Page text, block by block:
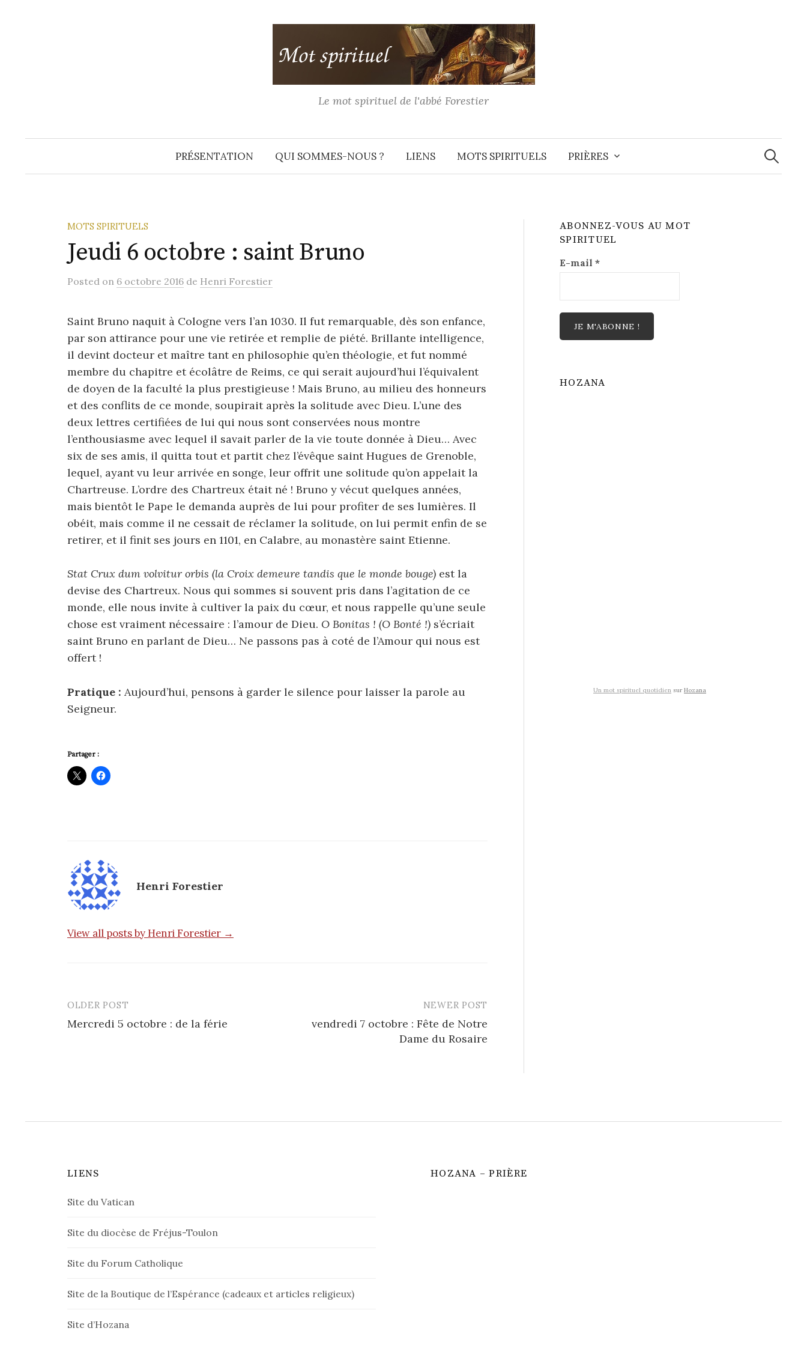
Le mot spirituel de l'abbé Forestier
PRÉSENTATION QUI SOMMES-NOUS ? LIENS MOTS SPIRITUELS PRIÈRES
MOTS SPIRITUELS
Jeudi 6 octobre : saint Bruno
Posted on 6 octobre 2016 de Henri Forestier
Saint Bruno naquit à Cologne vers l’an 1030. Il fut remarquable, dès son enfance,
par son attirance pour une vie retirée et remplie de piété. Brillante intelligence,
il devint docteur et maître tant en philosophie qu’en théologie, et fut nommé
membre du chapitre et écolâtre de Reims, ce qui serait aujourd’hui l’équivalent
de doyen de la faculté la plus prestigieuse ! Mais Bruno, au milieu des honneurs
et des conflits de ce monde, soupirait après la solitude avec Dieu. L’une des
deux lettres certifiées de lui qui nous sont conservées nous montre
l’enthousiasme avec lequel il savait parler de la vie toute donnée à Dieu… Avec
six de ses amis, il quitta tout et partit chez l’évêque saint Hugues de Grenoble,
lequel, ayant vu leur arrivée en songe, leur offrit une solitude qu’on appelait la
Chartreuse. L’ordre des Chartreux était né ! Bruno y vécut quelques années,
mais bientôt le Pape le demanda auprès de lui pour profiter de ses lumières. Il
obéit, mais comme il ne cessait de réclamer la solitude, on lui permit enfin de se
retirer, et il finit ses jours en 1101, en Calabre, au monastère saint Etienne.
Stat Crux dum volvitur orbis (la Croix demeure tandis que le monde bouge) est la
devise des Chartreux. Nous qui sommes si souvent pris dans l’agitation de ce
monde, elle nous invite à cultiver la paix du cœur, et nous rappelle qu’une seule
chose est vraiment nécessaire : l’amour de Dieu. O Bonitas ! (O Bonté !) s’écriait
saint Bruno en parlant de Dieu… Ne passons pas à coté de l’Amour qui nous est
offert !
Pratique : Aujourd’hui, pensons à garder le silence pour laisser la parole au
Seigneur.
Partager :
Henri Forestier
View all posts by Henri Forestier →
Post
navigation
OLDER POST
Mercredi 5 octobre : de la férie
NEWER POST
vendredi 7 octobre : Fête de Notre
Dame du Rosaire
ABONNEZ-VOUS AU MOT
SPIRITUEL
E-mail*
HOZANA
Un mot spirituel quotidien surHozana
LIENS
Site du Vatican
Site du diocèse de Fréjus-Toulon
Site du Forum Catholique
Site de la Boutique de l’Espérance (cadeaux et articles religieux)
Site d’Hozana
HOZANA – PRIÈRE